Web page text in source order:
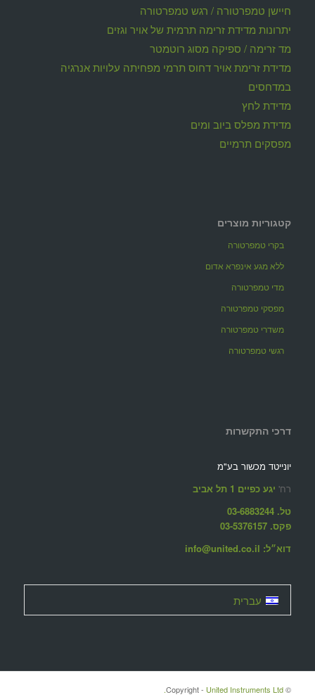
חיישן טמפרטורה / רגש טמפרטורה
יתרונות מדידת זרימה תרמית של אויר וגזים
מד זרימה / ספיקה מסוג רוטמטר
מדידת זרימת אויר דחוס תרמי מפחיתה עלויות אנרגיה
במדחסים
מדידת לחץ
מדידת מפלס ביוב ומים
מפסקים תרמיים
קטגוריות מוצרים
בקרי טמפרטורה
ללא מגע אינפרא אדום
מדי טמפרטורה
מפסקי טמפרטורה
משדרי טמפרטורה
רגשי טמפרטורה
דרכי התקשרות
יונייטד מכשור בע"מ
רח' יגע כפיים 1 תל אביב
טל. 03-6883244
פקס. 03-5376157
דוא״ל: info@united.co.il
עברית
© ‫Copyright -
United Instruments Ltd.